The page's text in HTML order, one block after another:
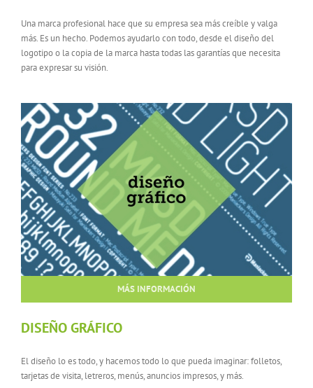
Una marca profesional hace que su empresa sea más creíble y valga
más. Es un hecho. Podemos ayudarlo con todo, desde el diseño del
logotipo o la copia de la marca hasta todas las garantías que necesita
para expresar su visión.
MÁS INFORMACIÓN
DISEÑO GRÁFICO
El diseño lo es todo, y hacemos todo lo que pueda imaginar: folletos,
tarjetas de visita, letreros, menús, anuncios impresos, y más.